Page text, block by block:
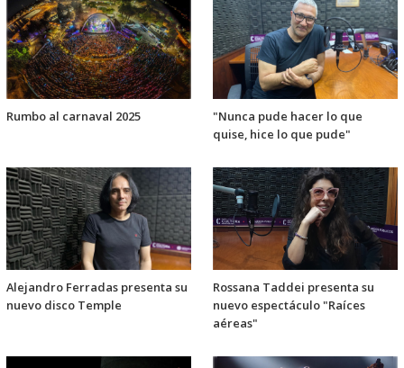
Rumbo al carnaval 2025
"Nunca pude hacer lo que
quise, hice lo que pude"
Alejandro Ferradas presenta su
nuevo disco Temple
Rossana Taddei presenta su
nuevo espectáculo "Raíces
aéreas"